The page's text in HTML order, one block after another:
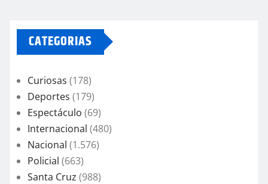
CATEGORIAS
Curiosas (178)
Deportes (179)
Espectáculo (69)
Internacional (480)
Nacional (1.576)
Policial (663)
Santa Cruz (988)